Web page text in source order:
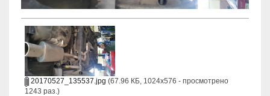
20170527_135537.jpg (67.96 КБ, 1024x576 - просмотрено
1243 раз.)